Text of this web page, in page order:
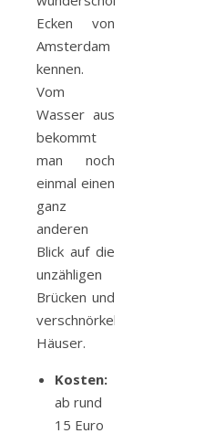
Ecken von
Amsterdam
kennen.
Vom
Wasser aus
bekommt
man noch
einmal einen
ganz
anderen
Blick auf die
unzähligen
Brücken und
verschnörkelten
Häuser.
Kosten:
ab rund
15 Euro